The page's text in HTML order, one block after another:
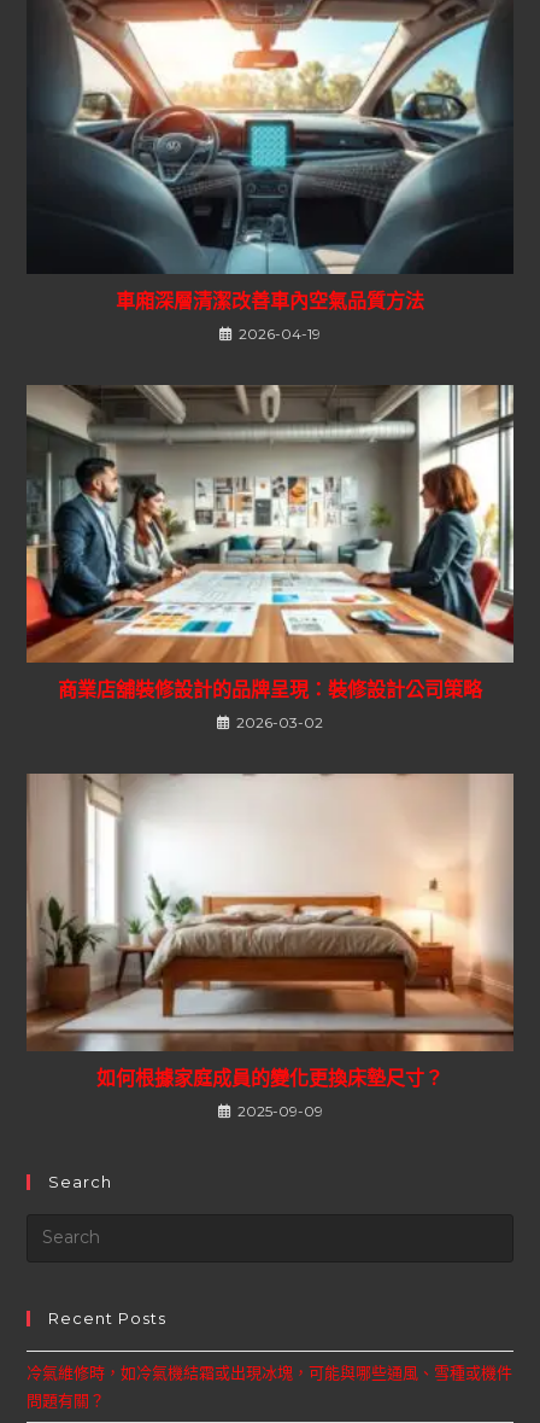
車廂深層清潔改善車內空氣品質方法
2026-04-19
商業店舖裝修設計的品牌呈現：裝修設計公司策略
2026-03-02
如何根據家庭成員的變化更換床墊尺寸？
2025-09-09
Search
Recent Posts
冷氣維修時，如冷氣機結霜或出現冰塊，可能與哪些通風、雪種或機件
問題有關？